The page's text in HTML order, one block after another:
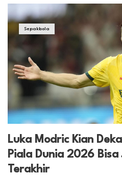
Sepakbola
Luka Modric Kian
Piala Dunia 2026
Terakhir